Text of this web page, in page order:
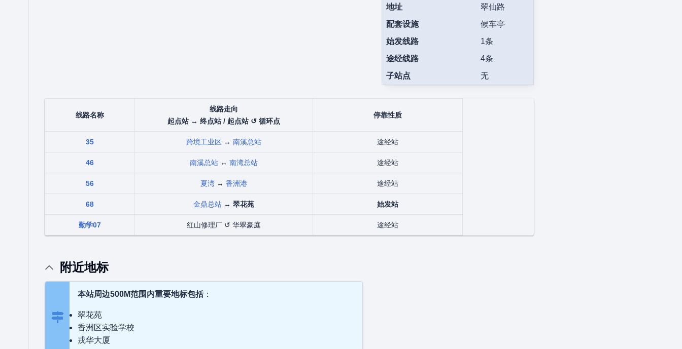
地址
翠仙路
配套设施
候车亭
始发线路
1条
途经线路
4条
子站点
无
线路名称
线路走向
起点站 ↔ 终点站 / 起点站 ↺ 循环点
停靠性质
35 跨境工业区↔ 南溪总站 途经站
46 南溪总站↔ 南湾总站 途经站
56 夏湾↔ 香洲港 途经站
68 金鼎总站↔ 翠花苑 始发站
勤学07 红山修理厂 ↺ 华翠豪庭 途经站
附近地标
本站周边500M范围内重要地标包括：
翠花苑
香洲区实验学校
戎华大厦